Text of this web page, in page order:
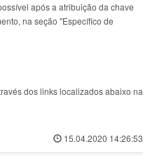
após a atribuição da chave
na seção "Específico de
dos links localizados abaixo na
15.04.2020 14:26:53